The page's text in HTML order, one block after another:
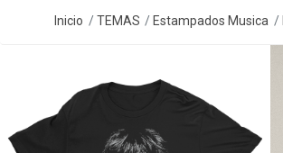
Inicio TEMAS Estampados Musica